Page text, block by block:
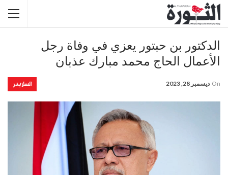
الدكتور بن حبتور يعزي في وفاة رجل
الأعمال الحاج محمد مبارك عذبان
السلايدر On ديسمبر 28, 2023